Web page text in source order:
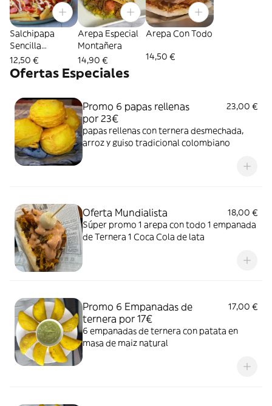
Salchipapa
Sencilla
Personal
12,50 €
Arepa Especial
Montañera
14,90 €
Arepa Con Todo
14,50 €
Ofertas Especiales
Promo 6 papas rellenas
por 23€
23,00 €
papas rellenas con ternera desmechada,
arroz y guiso tradicional colombiano
Oferta Mundialista
18,00 €
Súper promo 1 arepa con todo 1 empanada
de Ternera 1 Coca Cola de lata
Promo 6 Empanadas de
ternera por 17€
17,00 €
6 empanadas de ternera con patata en
masa de maiz natural